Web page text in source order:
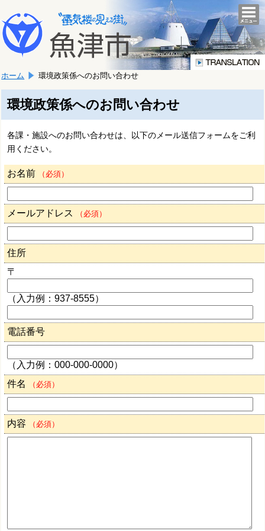
文
へ
移
ま
す。
こ
か
文
で
す。
ホーム 環境政策係へのお問い合わせ
環境政策係へのお問い合わせ
各課・施設へのお問い合わせは、以下のメール送信フォームをご利
用ください。
お名前 （必須）
メールアドレス （必須）
住所
〒
（入力例：937-8555）
電話番号
（入力例：000-000-0000）
件名
（必須）
内容 （必須）